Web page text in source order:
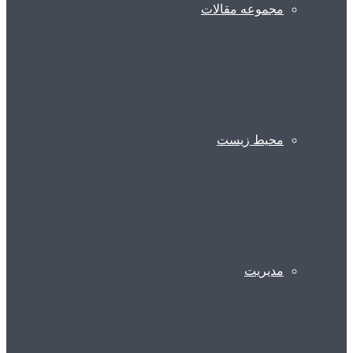
مجموعه مقالات
محیط زیست
مدیریت